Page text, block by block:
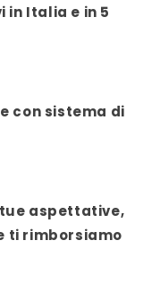
in Italia e in 5
con sistema di
aspettative,
ti rimborsiamo